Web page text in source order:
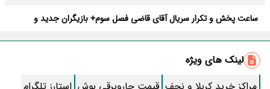
ساعت پخش و تکرار سریال آقای قاضی فصل سوم+ بازیگران جدید و
طرز تهیه سالاد ماکارونی خانگی خوشمزه و لذیذ + آموزش تصویری
طرز تهیه پاستا با سس آلفردو و مرغ فوری + آموزش تصویری پنه
لینک های ویژه